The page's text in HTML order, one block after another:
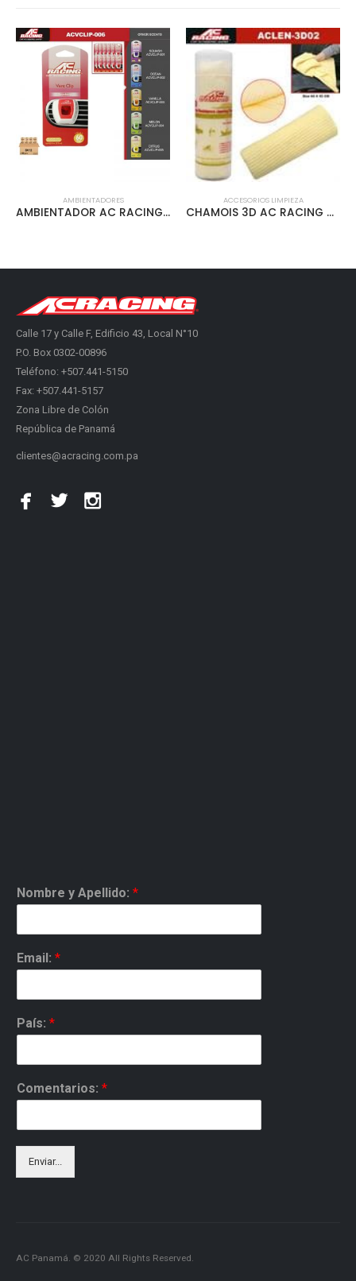
AMBIENTADORES
AMBIENTADOR AC RACING VENT CLIP 12PCS/INNER FRESA – ACVCLIP-006
ACCESORIOS LIMPIEZA
CHAMOIS 3D AC RACING GRANDE TUBO PLASTICO CLEAR – ACLEN-3D02
Calle 17 y Calle F, Edificio 43, Local N°10
P.O. Box 0302-00896
Teléfono: +507.441-5150
Fax: +507.441-5157
Zona Libre de Colón
República de Panamá
clientes@acracing.com.pa
Nombre y Apellido: *
Email: *
País: *
Comentarios: *
Enviar...
AC Panamá. © 2020 All Rights Reserved.